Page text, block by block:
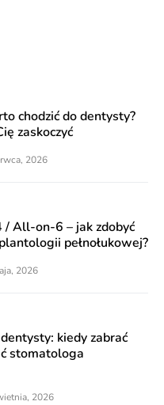
chodzić do dentysty?
zaskoczyć
2026
All-on-6 – jak zdobyć
pełnołukowej?
2026
kiedy zabrać
stomatologa
2026